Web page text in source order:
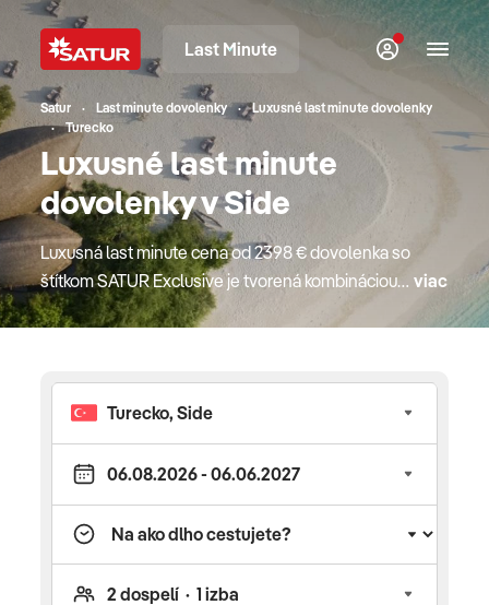
Last Minute
Satur Last minute dovolenky
Luxusné last minute dovolenky
Turecko
Luxusné last minute
dovolenky v Side
Luxusná last minute cena od 2398 € dovolenka so
štítkom SATUR Exclusive je tvorená kombináciou
najlepších destinácií a najprestížnejších hotelov.
starostlivosti o telo a diskrétnosťou aj počas roku
2026. Cestujte na exkluzívne dovolenkové miesta
ako VIP zákazníci a splňte si sny. Využite služby
osobného poradcu a nechajte si svoju netradičnú
dovolenku naplánovať expertmi. Privátny transfer
v zahraničí, vďaka ktorému vás prednostne,
pohodlne a prioritne dopravíme do vybraného
viac